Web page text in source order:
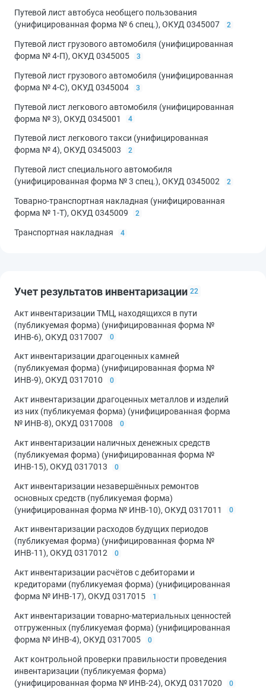
Путевой лист автобуса необщего пользования
(унифицированная форма № 6 спец.), ОКУД 0345007
2
Путевой лист грузового автомобиля (унифицированная
форма № 4-П), ОКУД 0345005
3
Путевой лист грузового автомобиля (унифицированная
форма № 4-С), ОКУД 0345004
3
Путевой лист легкового автомобиля (унифицированная
форма № 3), ОКУД 0345001
4
Путевой лист легкового такси (унифицированная
форма № 4), ОКУД 0345003
2
Путевой лист специального автомобиля
(унифицированная форма № 3 спец.), ОКУД 0345002
2
Товарно-транспортная накладная (унифицированная
форма № 1-Т), ОКУД 0345009
2
Транспортная накладная 4
Учет результатов инвентаризации 22
Акт инвентаризации ТМЦ, находящихся в пути
(публикуемая форма) (унифицированная форма №
ИНВ-6), ОКУД 0317007
0
Акт инвентаризации драгоценных камней
(публикуемая форма) (унифицированная форма №
ИНВ-9), ОКУД 0317010
0
Акт инвентаризации драгоценных металлов и изделий
из них (публикуемая форма) (унифицированная форма
№ ИНВ-8), ОКУД 0317008
0
Акт инвентаризации наличных денежных средств
(публикуемая форма) (унифицированная форма №
ИНВ-15), ОКУД 0317013
0
Акт инвентаризации незавершённых ремонтов
основных средств (публикуемая форма)
(унифицированная форма № ИНВ-10), ОКУД 0317011
0
Акт инвентаризации расходов будущих периодов
(публикуемая форма) (унифицированная форма №
ИНВ-11), ОКУД 0317012
0
Акт инвентаризации расчётов с дебиторами и
кредиторами (публикуемая форма) (унифицированная
форма № ИНВ-17), ОКУД 0317015
1
Акт инвентаризации товарно-материальных ценностей
отгруженных (публикуемая форма) (унифицированная
форма № ИНВ-4), ОКУД 0317005
0
Акт контрольной проверки правильности проведения
инвентаризации (публикуемая форма)
(унифицированная форма № ИНВ-24), ОКУД 0317020
0